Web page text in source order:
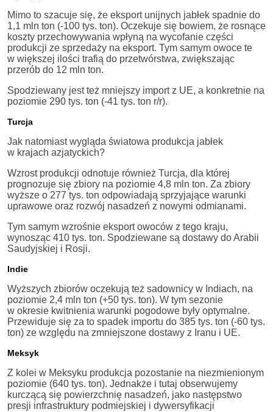
Mimo to szacuje się, że eksport unijnych jabłek spadnie do
1,1 mln ton (-100 tys. ton). Oczekuje się bowiem, że rosnące
koszty przechowywania wpłyną na wycofanie części
produkcji ze sprzedaży na eksport. Tym samym owoce te
w większej ilości trafią do przetwórstwa, zwiększając
przerób do 12 mln ton.
Spodziewany jest też mniejszy import z UE, a konkretnie na
poziomie 290 tys. ton (-41 tys. ton r/r).
Turcja
Jak natomiast wygląda światowa produkcja jabłek
w krajach azjatyckich?
Wzrost produkcji odnotuje również Turcja, dla której
prognozuje się zbiory na poziomie 4,8 mln ton. Za zbiory
wyższe o 277 tys. ton odpowiadają sprzyjające warunki
uprawowe oraz rozwój nasadzeń z nowymi odmianami.
Tym samym wzrośnie eksport owoców z tego kraju,
wynosząc 410 tys. ton. Spodziewane są dostawy do Arabii
Saudyjskiej i Rosji.
Indie
Wyższych zbiorów oczekują też sadownicy w Indiach, na
poziomie 2,4 mln ton (+50 tys. ton). W tym sezonie
w okresie kwitnienia warunki pogodowe były optymalne.
Przewiduje się za to spadek importu do 385 tys. ton (-60 tys.
ton) ze względu na zmniejszone dostawy z Iranu i UE.
Meksyk
Z kolei w Meksyku produkcja pozostanie na niezmienionym
poziomie (640 tys. ton). Jednakże i tutaj obserwujemy
kurczącą się powierzchnię nasadzeń, jako następstwo
presji infrastruktury podmiejskiej i dywersyfikacji